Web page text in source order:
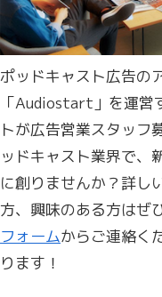
ポッドキャスト広告の
「Audiostart」を運営
トが広告営業スタッフ
ッドキャスト業界で、
に創りませんか？詳し
方、興味のある方はぜ
フォームからご連絡く
ります！